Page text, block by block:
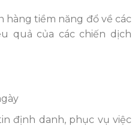
hàng tiềm năng đổ về các
quả của các chiến dịch
định danh, phục vụ việc